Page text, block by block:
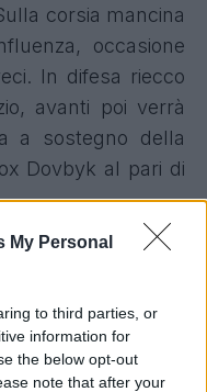
My Personal
to third parties, or
information for
the below opt-out
note that after your
corsia mancina
occasione
In difesa riecco
avanti poi verrà
a sostegno della
Dovbyk al pari di
a centrocampo
da mezz'ala.
posto nel
Sulla sinistra